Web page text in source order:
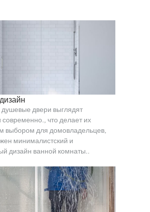
двери выглядят
современно., что делает их
выбором для домовладельцев,
минималистский и
дизайн ванной комнаты..